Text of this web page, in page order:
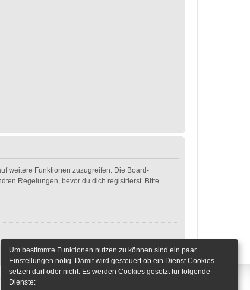
weitere Funktionen zuzugreifen. Die Board-
Regelungen, bevor du dich registrierst. Bitte
Um bestimmte Funktionen nutzen zu können sind ein paar
Einstellungen nötig. Damit wird gesteuert ob ein Dienst Cookies
setzen darf oder nicht. Es werden Cookies gesetzt für folgende
Dienste: